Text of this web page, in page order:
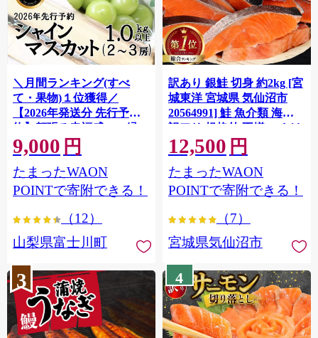
＼月間ランキング(すべ
て・果物)１位獲得／
【2026年発送分 先行予
約】頬張る幸福感 〜緑の
宝石・ シャインマスカッ
ト 〜 １ｋｇ以上（２〜３
房） フルーツ 山梨県産 果
物 くだもの シャイン マス
大粒 種なし 先行予約 富士
円 九千円
9,000 円
たまったWAON
POINTで寄附できる！
（12）
山梨県富士川町
訳あり 銀鮭 切身 約2kg [宮
城東洋 宮城県 気仙沼市
20564991] 鮭 魚介類 海鮮
訳アリ 規格外 不揃い さけ
サケ 鮭切身 シャケ 切り身
冷凍 家庭用 おかず 弁当 支
援 サーモン 銀鮭切り身 魚
わけあり
12,500 円
たまったWAON
POINTで寄附できる！
（7）
宮城県気仙沼市
3 4